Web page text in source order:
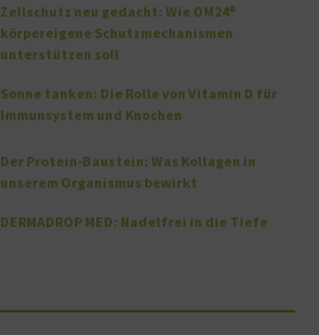
Zellschutz neu gedacht: Wie OM24®
körpereigene Schutzmechanismen
unterstützen soll
Sonne tanken: Die Rolle von Vitamin D für
Immunsystem und Knochen
Der Protein-Baustein: Was Kollagen in
unserem Organismus bewirkt
DERMADROP MED: Nadelfrei in die Tiefe